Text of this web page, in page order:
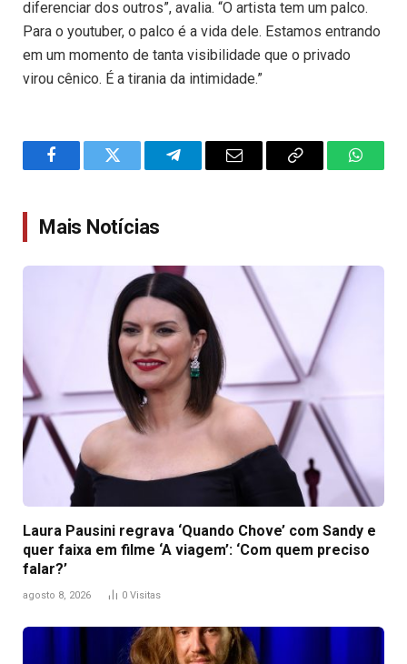
diferenciar dos outros”, avalia. “O artista tem um palco.
Para o youtuber, o palco é a vida dele. Estamos entrando
em um momento de tanta visibilidade que o privado
virou cênico. É a tirania da intimidade.”
FacebookTwitter TelegramEmail
Copy
Mais Notícias
Laura Pausini regrava ‘Quando Chove’ com Sandy e
quer faixa em filme ‘A viagem’: ‘Com quem preciso
falar?’
agosto 8, 2026 0 Visitas